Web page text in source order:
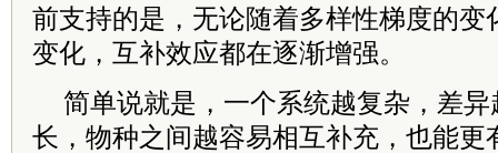
前支持的是，无论随着多样性梯度的变
变化，互补效应都在逐渐增强。
简单说就是，一个系统越复杂，差
长，物种之间越容易相互补充，也能更